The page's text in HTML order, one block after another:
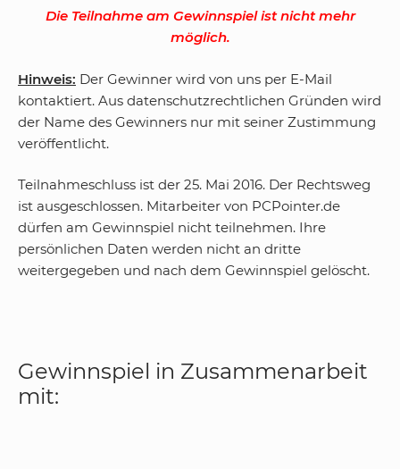
Die Teilnahme am Gewinnspiel ist nicht mehr
möglich.
Hinweis: Der Gewinner wird von uns per E-Mail
kontaktiert. Aus datenschutzrechtlichen Gründen wird
der Name des Gewinners nur mit seiner Zustimmung
veröffentlicht.
Teilnahmeschluss ist der 25. Mai 2016. Der Rechtsweg
ist ausgeschlossen. Mitarbeiter von PCPointer.de
dürfen am Gewinnspiel nicht teilnehmen. Ihre
persönlichen Daten werden nicht an dritte
weitergegeben und nach dem Gewinnspiel gelöscht.
Gewinnspiel in Zusammenarbeit
mit: